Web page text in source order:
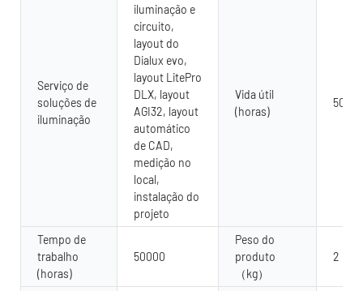
Serviço de
soluções de
iluminação
iluminação e
circuito,
layout do
Dialux evo,
layout LitePro
DLX, layout
AGI32, layout
automático
de CAD,
medição no
local,
instalação do
projeto
Vida útil
(horas)
Tempo de
trabalho
(horas)
50000
Peso do
produto
（kg）
2